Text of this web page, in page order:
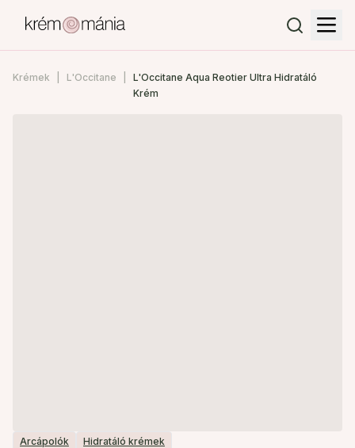
Krémek L'Occitane
L'Occitane Aqua Reotier Ultra Hidratáló
Krém
Arcápolók
Hidratáló krémek